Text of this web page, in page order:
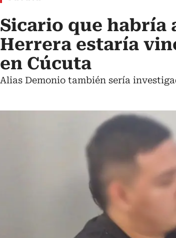
Sicario que habría
Herrera estaría
en Cúcuta
Alias Demonio también sería